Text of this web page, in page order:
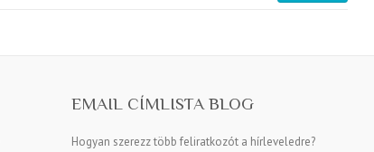
EMAIL CÍMLISTA BLOG
Hogyan szerezz több feliratkozót a hírleveledre?